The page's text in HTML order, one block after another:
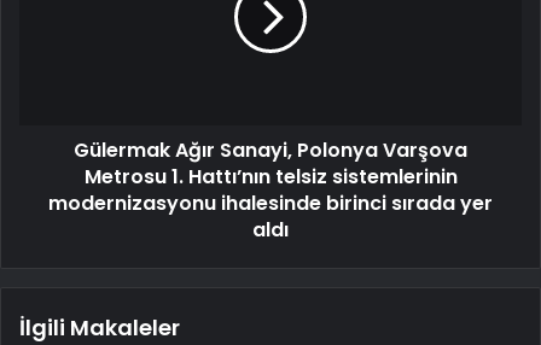
Gülermak Ağır Sanayi, Polonya Varşova
Metrosu 1. Hattı’nın telsiz sistemlerinin
modernizasyonu ihalesinde birinci sırada yer
aldı
İlgili Makaleler